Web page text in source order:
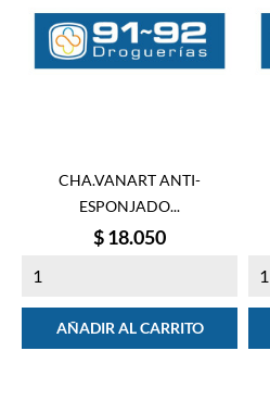
CHA.VANART ANTI-
ESPONJADO...
Precio
$ 18.050
AÑADIR AL CARRITO